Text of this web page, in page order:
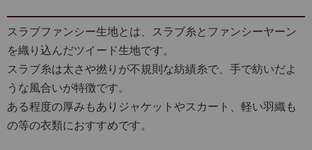
スラブファンシー生地とは、スラブ糸とファンシーヤーン
を織り込んだツイード生地です。
スラブ糸は太さや撚りが不規則な紡績糸で、手で紡いだよ
うな風合いが特徴です。
ある程度の厚みもありジャケットやスカート、軽い羽織も
の等の衣類におすすめです。